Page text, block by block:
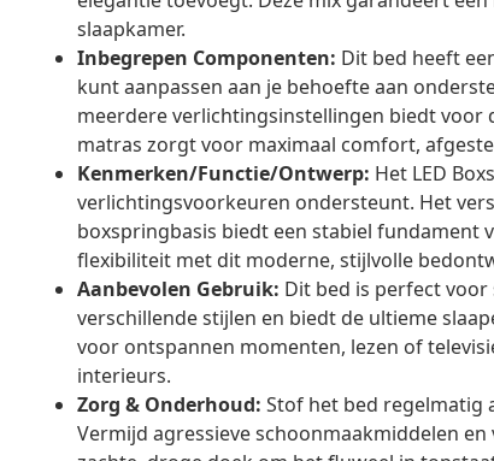
slaapkamer.
Inbegrepen Componenten: Dit bed heeft
kunt aanpassen aan je behoefte aan
meerdere verlichtingsinstellingen biedt voor
matras zorgt voor maximaal comfort,
Kenmerken/Functie/Ontwerp: Het LED
verlichtingsvoorkeuren ondersteunt. Het
boxspringbasis biedt een stabiel fundament
flexibiliteit met dit moderne, stijlvolle
Aanbevolen Gebruik: Dit bed is perfect
verschillende stijlen en biedt de ultieme
voor ontspannen momenten, lezen of
interieurs.
Zorg & Onderhoud: Stof het bed regelmatig
Vermijd agressieve schoonmaakmiddelen